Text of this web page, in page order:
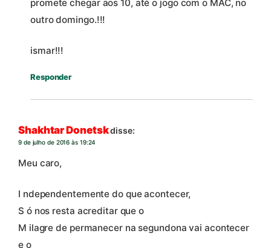
promete chegar aos 10, até o jogo com o MAC, no
outro domingo.!!!
ismar!!!
Responder
Shakhtar Donetskdisse:
9 de julho de 2016 às 19:24
Meu caro,
I ndependentemente do que acontecer,
S ó nos resta acreditar que o
M ilagre de permanecer na segundona vai acontecer
e o